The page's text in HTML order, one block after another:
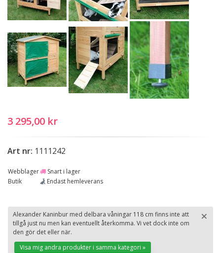
3 295,00 kr
Art nr: 1111242
Webblager
Snart i lager
Butik
Endast hemleverans
×
Alexander Kaninbur med delbara våningar 118 cm finns inte att
tillgå just nu men kan eventuellt återkomma. Vi vet dock inte om
den gör det eller när.
Visa mig andra produkter i samma kategori »